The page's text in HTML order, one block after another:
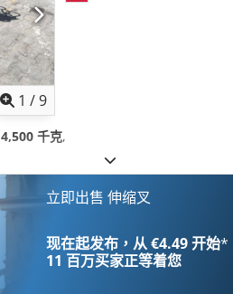
1 /9
4,500 千克,
立即出售 伸缩叉
现在起发布，从 €4.49 开始*
11 百万买家正等着您